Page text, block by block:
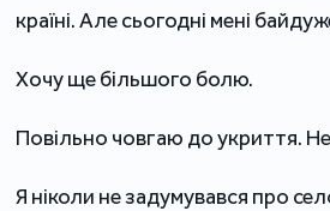
країні. Але сьогодні мені
Хочу ще більшого болю.
Повільно човгаю до укриття.
Я ніколи не задумувався про